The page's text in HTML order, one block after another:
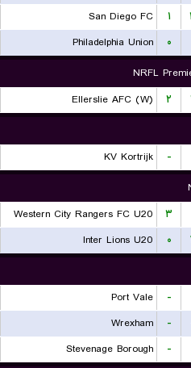
۱
San Diego FC
۰
Philadelphia Union
NRFL
۲
Ellerslie AFC (W)
-
KV Kortrijk
۳
Western City Rangers FC U20
۰
Inter Lions U20
-
Port Vale
-
Wrexham
-
Stevenage Borough